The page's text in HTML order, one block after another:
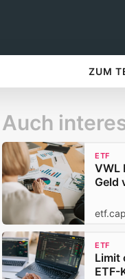
ZUM
Auch
ETF
VWL
Geld
ETF
Limit
ETF-